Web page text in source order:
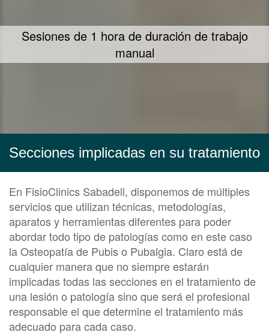
Te ofrecemos nuestra mayor dedicación y
empeño en ayudarte
Secciones implicadas en su tratamiento
En FisioClinics Sabadell, disponemos de múltiples
servicios que utilizan técnicas, metodologías,
aparatos y herramientas diferentes para poder
abordar todo tipo de patologías como en este caso
la Osteopatía de Pubis o Pubalgia. Claro está de
cualquier manera que no siempre estarán
implicadas todas las secciones en el tratamiento de
una lesión o patología sino que será el profesional
responsable el que determine el tratamiento más
adecuado para cada caso.